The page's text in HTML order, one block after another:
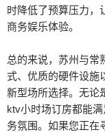
时降低了预算压力，
商务娱乐体验。
总的来说，苏州与常
式、优质的硬件设施
新型场所选择。无论
ktv小时场订房都能
务氛围。如果您正在